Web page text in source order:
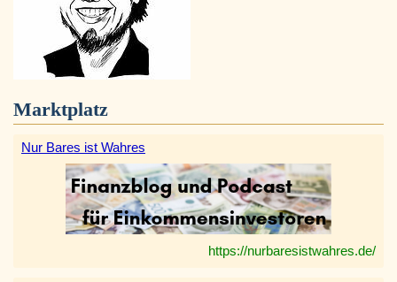
Marktplatz
Nur Bares ist Wahres
https://nurbaresistwahres.de/